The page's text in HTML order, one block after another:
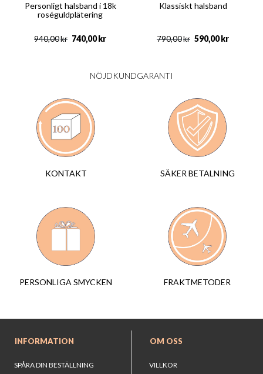
Personligt halsband i 18k
roséguldplätering
kr
940,00 kr
740,00
Klassiskt halsband
kr
790,00 kr
590,00
NÖJDKUNDGARANTI
KONTAKT SÄKER BETALNING
PERSONLIGA SMYCKEN FRAKTMETODER
INFORMATION
SPÅRA DIN BESTÄLLNING
OM OSS
VILLKOR